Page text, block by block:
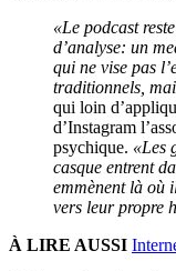
«Le podcast
d’analyse: un
qui ne vise pas
traditionnels,
qui loin
d’Instagram
psychique. «Les
casque entrent
emmènent là où
vers leur propre
À LIRE AUSSI